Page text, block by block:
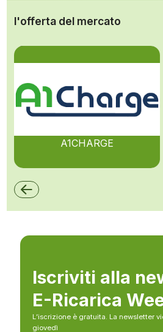
l'offerta del mercato
A1CHARGE
Iscriviti alla
E-Ricarica
L’iscrizione è gratuita. La newsletter
giovedì